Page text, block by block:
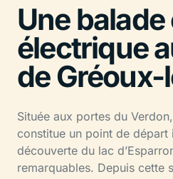
Une
électrique
de
Située aux portes du
constitue un point de
découverte du lac
remarquables. Depuis cette